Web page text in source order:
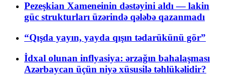
Pezeşkian Xameneinin dəstəyini aldı — lakin
güc strukturları üzərində qələbə qazanmadı
“Qışda yayın, yayda qışın tədarükünü gör”
İdxal olunan inflyasiya: ərzağın bahalaşması
Azərbaycan üçün niyə xüsusilə təhlükəlidir?